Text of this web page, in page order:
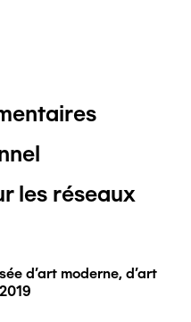
les réseaux
d'art moderne, d'art